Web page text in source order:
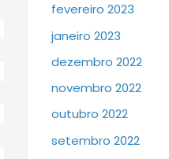
fevereiro 2023
janeiro 2023
dezembro 2022
novembro 2022
outubro 2022
setembro 2022